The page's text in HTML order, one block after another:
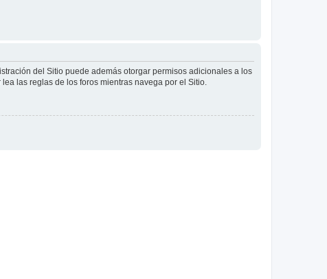
del Sitio puede además otorgar permisos adicionales a los
las reglas de los foros mientras navega por el Sitio.